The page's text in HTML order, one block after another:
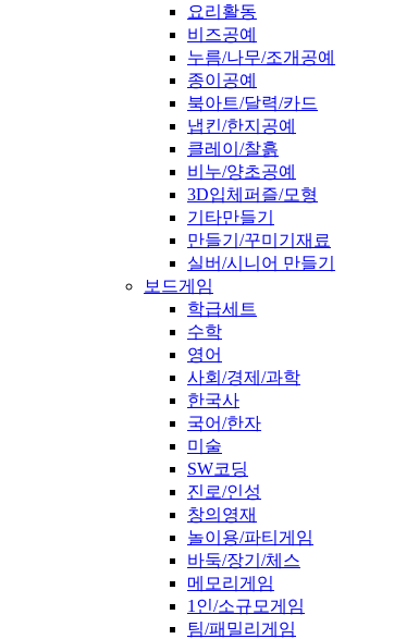
요리활동
비즈공예
누름/나무/조개공예
종이공예
북아트/달력/카드
냅킨/한지공예
클레이/찰흙
비누/양초공예
3D입체퍼즐/모형
기타만들기
만들기/꾸미기재료
실버/시니어 만들기
보드게임
학급세트
수학
영어
사회/경제/과학
한국사
국어/한자
미술
SW코딩
진로/인성
창의영재
놀이용/파티게임
바둑/장기/체스
메모리게임
1인/소규모게임
팀/패밀리게임